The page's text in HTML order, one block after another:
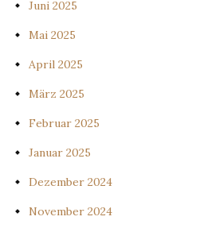
Juni 2025
Mai 2025
April 2025
März 2025
Februar 2025
Januar 2025
Dezember 2024
November 2024